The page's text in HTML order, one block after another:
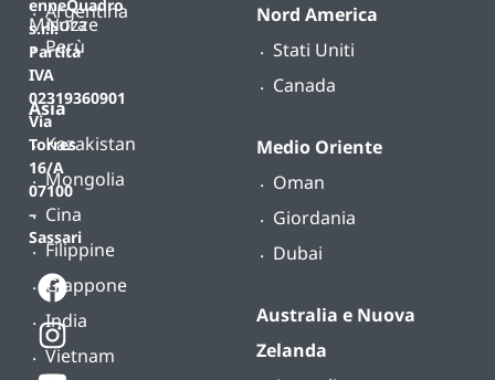
enneQuadro
s.r.l.
Partita
IVA
02319360901
Via
Torres
16/A
07100
–
Sassari
Argentina
Perù
Asia
Kazakistan
Mongolia
Cina
Filippine
Giappone
India
Vietnam
Nord America
Stati Uniti
Canada
Medio Oriente
Oman
Giordania
Dubai
Australia e Nuova
Zelanda
Misura
Nozze